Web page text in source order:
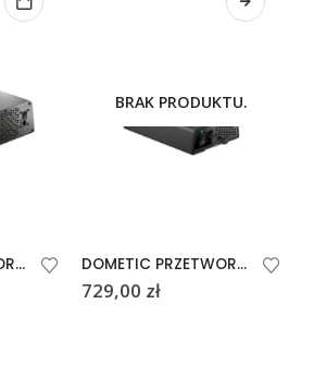
DOMETIC PRZETWORNICA SINEPOWER DSP 1512
BRAK PRODUKTU.
DOMETIC PRZETWORNICA SINEPOWER DSP 412
729,00 zł